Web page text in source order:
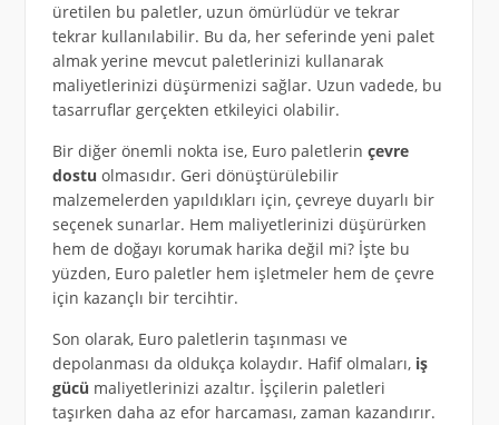
üretilen bu paletler, uzun ömürlüdür ve tekrar
tekrar kullanılabilir. Bu da, her seferinde yeni palet
almak yerine mevcut paletlerinizi kullanarak
maliyetlerinizi düşürmenizi sağlar. Uzun vadede, bu
tasarruflar gerçekten etkileyici olabilir.
Bir diğer önemli nokta ise, Euro paletlerin çevre
dostu olmasıdır. Geri dönüştürülebilir
malzemelerden yapıldıkları için, çevreye duyarlı bir
seçenek sunarlar. Hem maliyetlerinizi düşürürken
hem de doğayı korumak harika değil mi? İşte bu
yüzden, Euro paletler hem işletmeler hem de çevre
için kazançlı bir tercihtir.
Son olarak, Euro paletlerin taşınması ve
depolanması da oldukça kolaydır. Hafif olmaları, iş
gücü maliyetlerinizi azaltır. İşçilerin paletleri
taşırken daha az efor harcaması, zaman kazandırır.